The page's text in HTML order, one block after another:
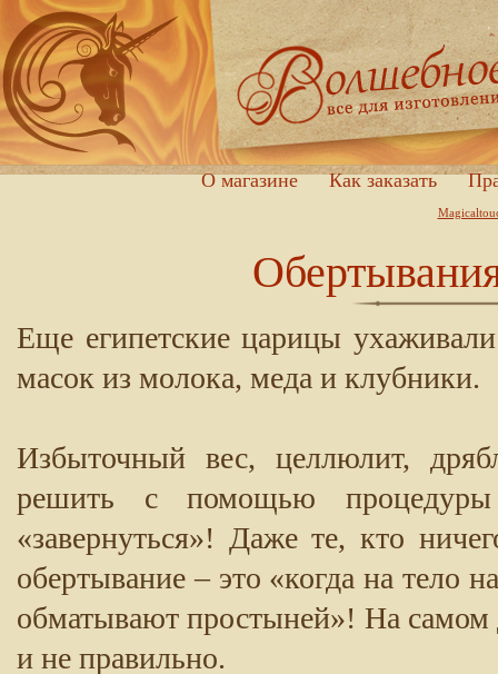
О магазине Как заказать
Еще египетские царицы
масок из молока, меда и клубники.
Избыточный вес, целлюлит,
решить с помощью процедуры
«завернуться»! Даже те, кто
обертывание – это «когда на тело
обматывают простыней»! На самом
и не правильно.